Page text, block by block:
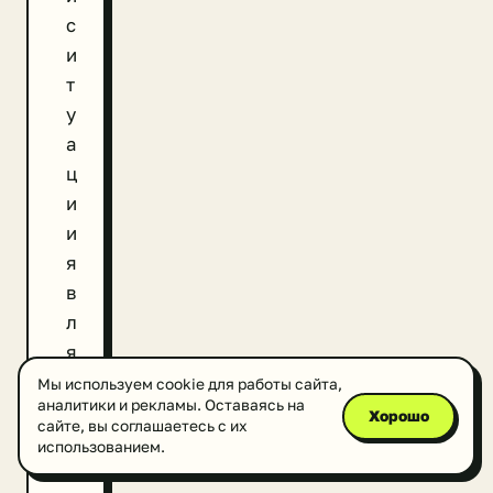
с
и
т
у
а
ц
и
и
я
в
л
я
е
т
с
я
Мы используем cookie для работы сайта,
аналитики и рекламы. Оставаясь на
сайте, вы соглашаетесь с их
использованием.
Хорошо